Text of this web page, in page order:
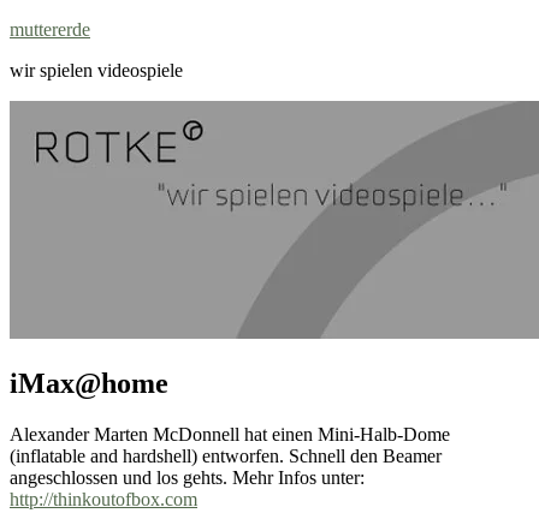
Zum
springen
muttererde
wir spielen videospiele
iMax@home
Alexander Marten McDonnell hat einen Mini-Halb-Dome
(inflatable and hardshell) entworfen. Schnell den Beamer
angeschlossen und los gehts. Mehr Infos unter:
http://thinkoutofbox.com